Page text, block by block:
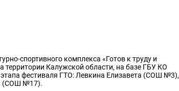
спортивного комплекса «Готов к труду и
Калужской области, на базе ГБУ КО
фестиваля ГТО: Левкина Елизавета (СОШ №3),
(СОШ №17).